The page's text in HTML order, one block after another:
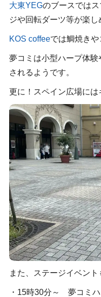
大東YEGのブースでは
ジや回転ダーツ等が楽し
KOS coffeeでは鯛焼きや
夢コミは小型ハープ体
されるようです。
更に！スペイン広場には
また、ステージイベント
・15時30分～ 夢コミ